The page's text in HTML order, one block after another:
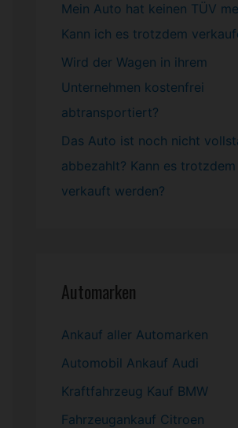
Mein Auto hat keinen TÜV
Kann ich es trotzdem
Wird der Wagen in ihrem
Unternehmen kostenfrei
abtransportiert?
Das Auto ist noch nicht
abbezahlt? Kann es trotzdem
verkauft werden?
Automarken
Ankauf aller Automarken
Automobil Ankauf Audi
Kraftfahrzeug Kauf BMW
Fahrzeugankauf Citroen